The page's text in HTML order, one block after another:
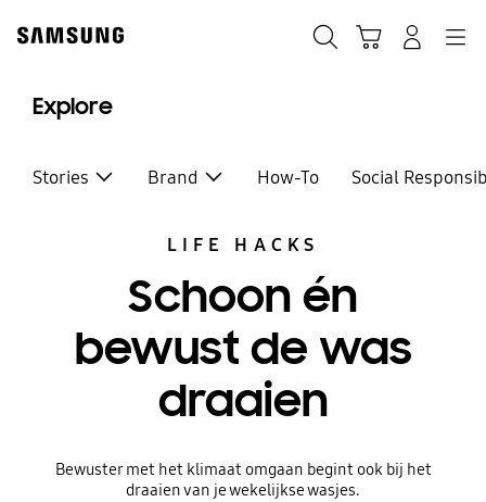
content
Explore
Stories Brand How-To Social
LIFE HACKS
Schoon én
bewust de was
draaien
Bewuster met het klimaat omgaan begint ook bij het
draaien van je wekelijkse wasjes.